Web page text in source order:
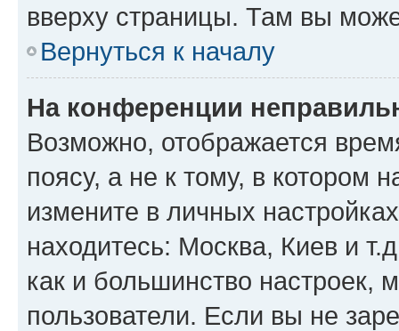
вверху страницы. Там вы
Вернуться к началу
На конференции
Возможно, отображается
поясу, а не к тому, в котором
измените в личных
находитесь: Москва, Киев и
как и большинство настроек,
пользователи. Если вы не